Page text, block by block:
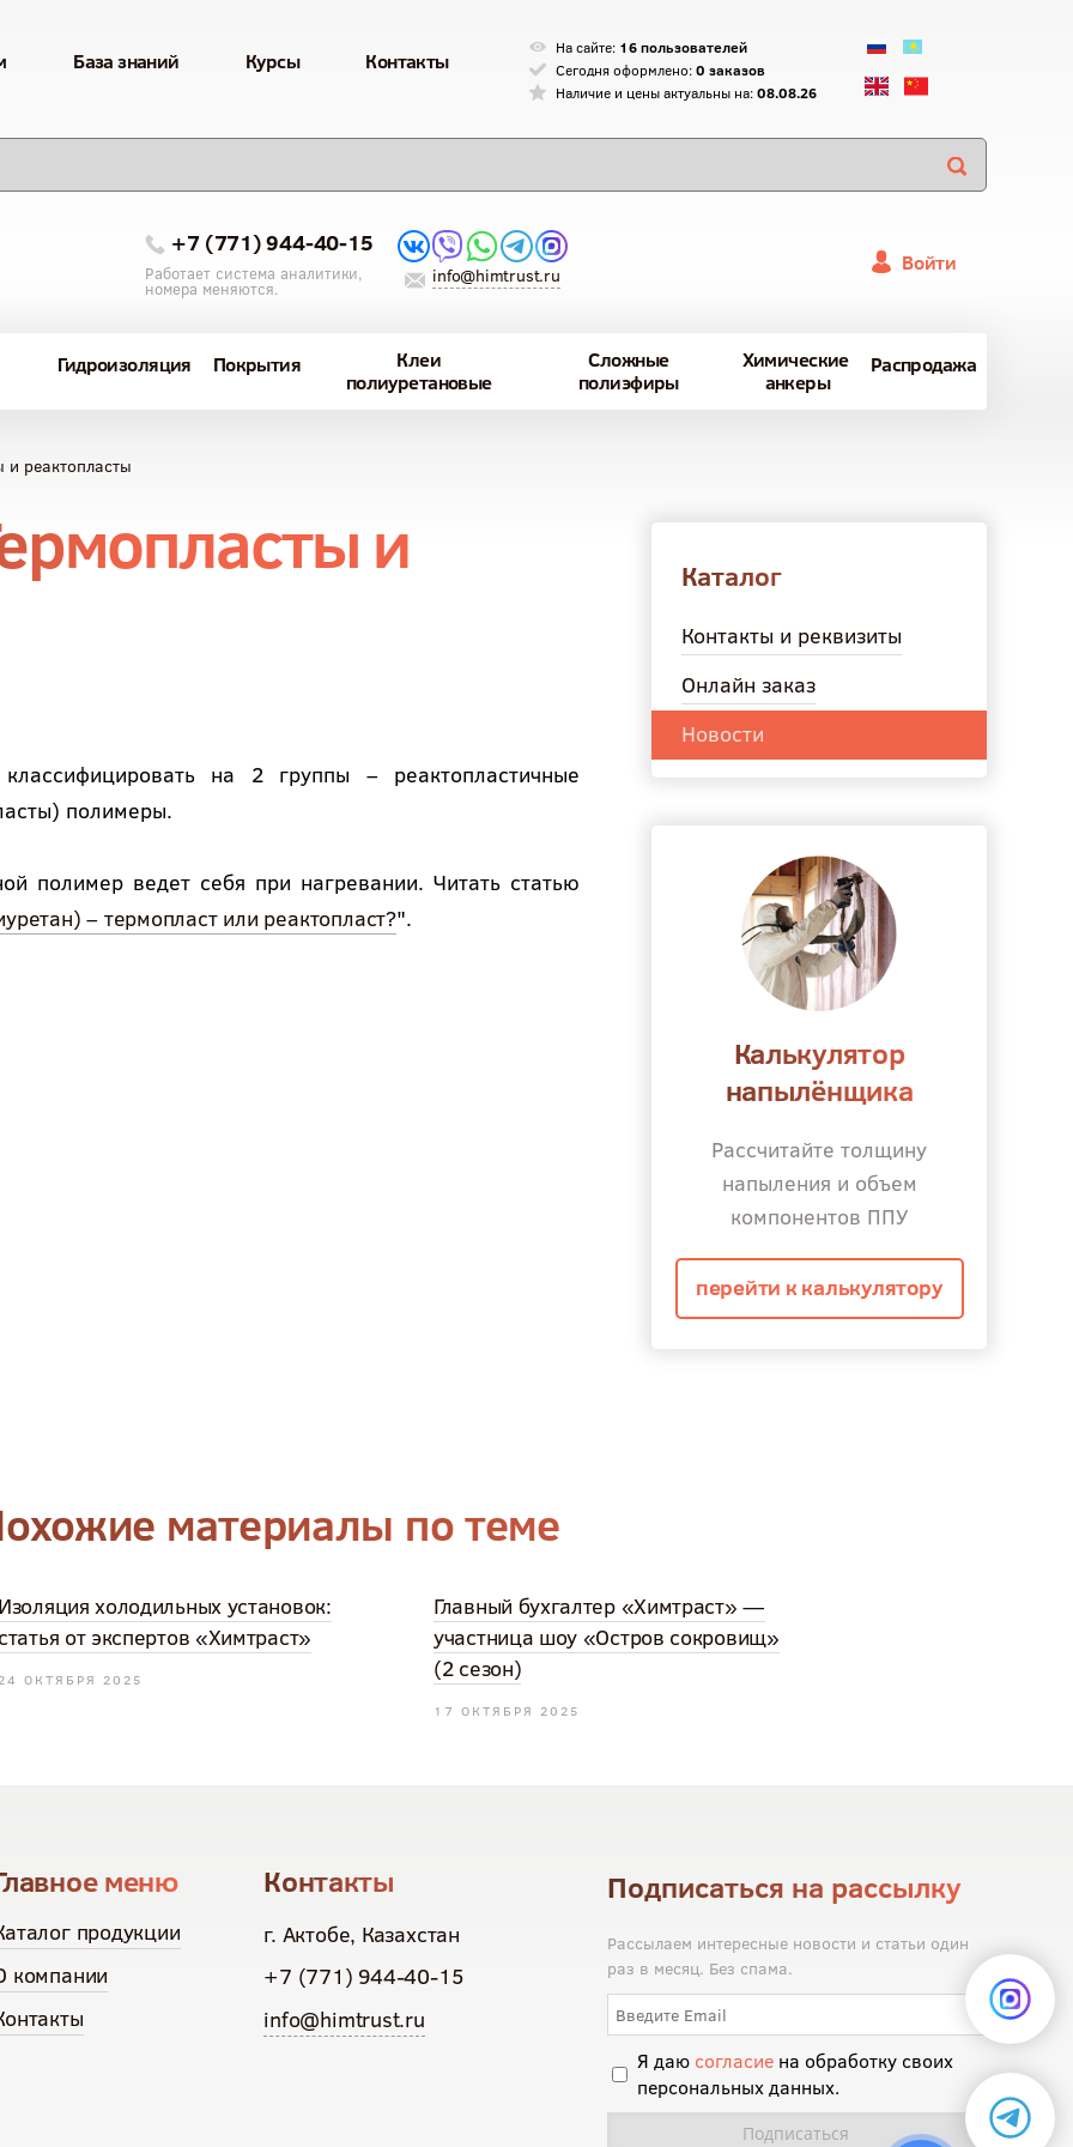
База знаний Курсы Контакты
На сайте: 16 пользователей
Сегодня оформлено:0 заказов
Наличие и цены актуальны на:08.08.26
+7 (771) 944-40-15
Работает система аналитики,
номера меняются.
info@himtrust.ru Войти
Гидроизоляция Покрытия
Клеи
полиуретановые
Сложные
полиэфиры
Химические
анкеры
Распродажа
и реактопласты
Каталог
Контакты и реквизиты
Онлайн заказ
Новости
Калькулятор
напылёнщика
Рассчитайте толщину
напыления и объем
компонентов ППУ
перейти к калькулятору
и
на 2 группы – реактопластичные
полимеры.
полимер ведет себя при нагревании. Читать статью
– термопласт или реактопласт?".
материалы по теме
Изоляция холодильных установок:
статья от экспертов «Химтраст»
24 ОКТЯБРЯ 2025
Главный бухгалтер «Химтраст» —
участница шоу «Остров сокровищ»
(2 сезон)
17 ОКТЯБРЯ 2025
меню
продукции
компании
Контакты
г. Актобе, Казахстан
+7 (771) 944-40-15
info@himtrust.ru
Подписаться на рассылку
Рассылаем интересные новости и статьи один
раз в месяц. Без спама.
Я даю согласие на обработку своих
персональных данных.